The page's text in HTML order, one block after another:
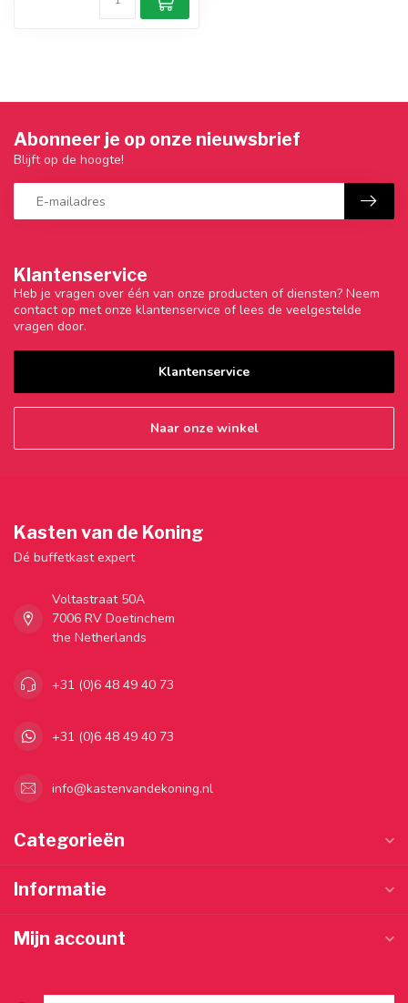
Klantenservice
Heb je vragen over één van onze producten of diensten? Neem
contact op met onze klantenservice of lees de veelgestelde
vragen door.
Klantenservice
Naar onze winkel
Abonneer je op onze nieuwsbrief
Blijft op de hoogte!
Kasten van de Koning
Dé buffetkast expert
Voltastraat 50A
7006 RV Doetinchem
the Netherlands
+31 (0)6 48 49 40 73
+31 (0)6 48 49 40 73
info@kastenvandekoning.nl
Categorieën
Informatie
Mijn account